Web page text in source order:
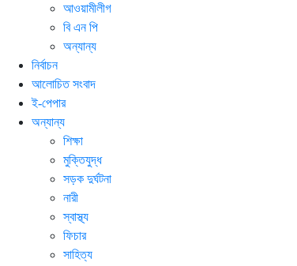
আওয়ামীলীগ
বি এন পি
অন্যান্য
নির্বাচন
আলোচিত সংবাদ
ই-পেপার
অন্যান্য
শিক্ষা
মুক্তিযুদ্ধ
সড়ক দুর্ঘটনা
নারী
স্বাস্থ্য
ফিচার
সাহিত্য